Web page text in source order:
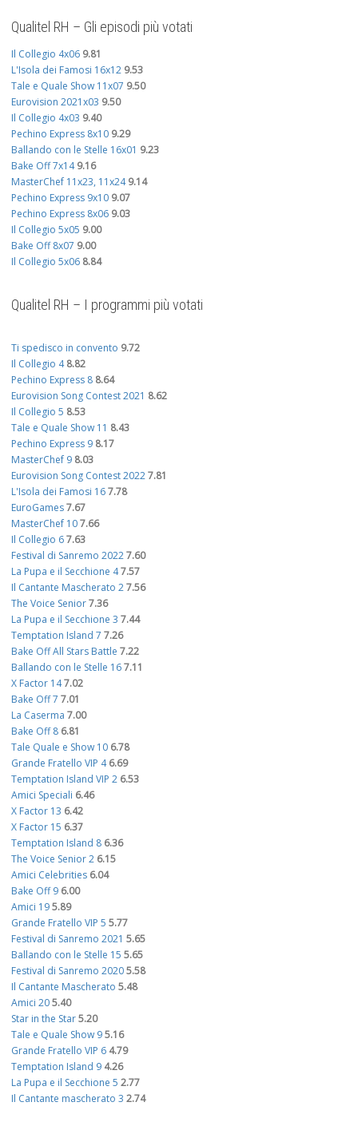
Qualitel RH – Gli episodi più votati
Il Collegio 4x06 9.81
L'Isola dei Famosi 16x12 9.53
Tale e Quale Show 11x07 9.50
Eurovision 2021x03 9.50
Il Collegio 4x03 9.40
Pechino Express 8x10 9.29
Ballando con le Stelle 16x01 9.23
Bake Off 7x14 9.16
MasterChef 11x23, 11x24 9.14
Pechino Express 9x10 9.07
Pechino Express 8x06 9.03
Il Collegio 5x05 9.00
Bake Off 8x07 9.00
Il Collegio 5x06 8.84
Qualitel RH – I programmi più votati
Ti spedisco in convento 9.72
Il Collegio 4 8.82
Pechino Express 8 8.64
Eurovision Song Contest 2021 8.62
Il Collegio 5 8.53
Tale e Quale Show 11 8.43
Pechino Express 9 8.17
MasterChef 9 8.03
Eurovision Song Contest 20227.81
L'Isola dei Famosi 167.78
EuroGames7.67
MasterChef 107.66
Il Collegio 67.63
Festival di Sanremo 20227.60
La Pupa e il Secchione 47.57
Il Cantante Mascherato 27.56
The Voice Senior7.36
La Pupa e il Secchione 3 7.44
Temptation Island 7 7.26
Bake Off All Stars Battle 7.22
Ballando con le Stelle 167.11
X Factor 147.02
Bake Off 7 7.01
La Caserma 7.00
Bake Off 8 6.81
Tale Quale e Show 10 6.78
Grande Fratello VIP 4 6.69
Temptation Island VIP 2 6.53
Amici Speciali 6.46
X Factor 13 6.42
X Factor 15 6.37
Temptation Island 8 6.36
The Voice Senior 2 6.15
Amici Celebrities 6.04
Bake Off 9 6.00
Amici 195.89
Grande Fratello VIP 5 5.77
Festival di Sanremo 2021 5.65
Ballando con le Stelle 15 5.65
Festival di Sanremo 20205.58
Il Cantante Mascherato 5.48
Amici 205.40
Star in the Star5.20
Tale e Quale Show 95.16
Grande Fratello VIP 6 4.79
Temptation Island 9 4.26
La Pupa e il Secchione 5 2.77
Il Cantante mascherato 3 2.74